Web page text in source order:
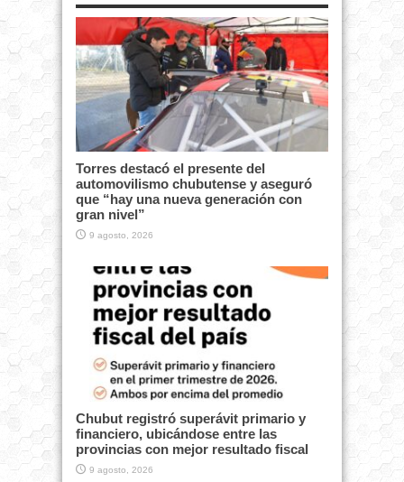
Torres destacó el presente del
automovilismo chubutense y aseguró
que “hay una nueva generación con
gran nivel”
9 agosto, 2026
Chubut registró superávit primario y
financiero, ubicándose entre las
provincias con mejor resultado fiscal
9 agosto, 2026